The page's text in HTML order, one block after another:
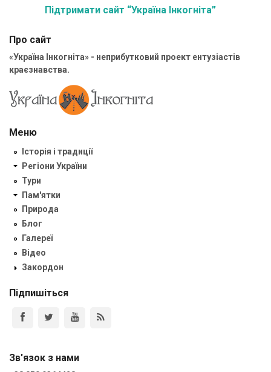
Підтримати сайт “Україна Інкогніта”
Про сайт
«Україна Інкогніта» - неприбутковий проект ентузіастів
краєзнавства.
Меню
Історія і традиції
Регіони України
Тури
Пам'ятки
Природа
Блог
Галереї
Відео
Закордон
Підпишіться
Зв'язок з нами